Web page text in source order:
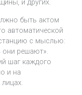
и других.
быть актом
автоматической
с мыслью:
они решают».
шаг каждого
и на